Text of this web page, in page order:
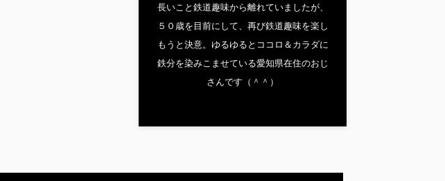
長いこと鉄道趣味から離れていましたが、
５０歳を目前にして、再び鉄道趣味を楽し
もうと決意。ゆるゆるとココロ＆カラダに
鉄分を染みこませている愛知県在住のおじ
さんです（＾＾）